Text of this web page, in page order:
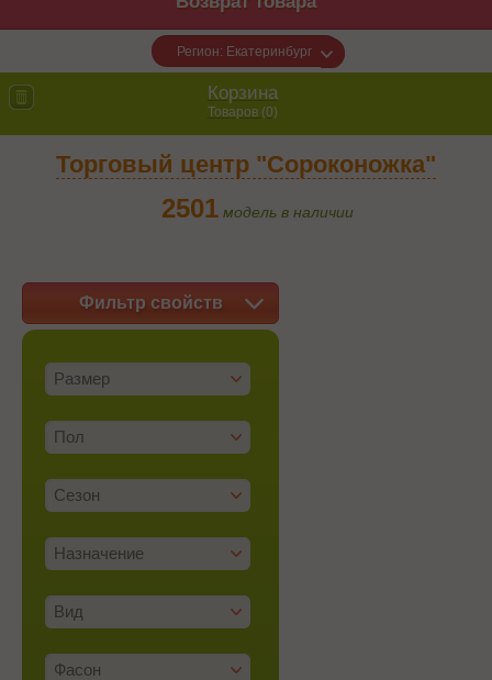
Регион: Екатеринбург
Корзина
Товаров (0)
Торговый центр "Сороконожка"
2501 модель в наличии
Фильтр свойств
Размер
Пол
Сезон
Назначение
Вид
Фасон